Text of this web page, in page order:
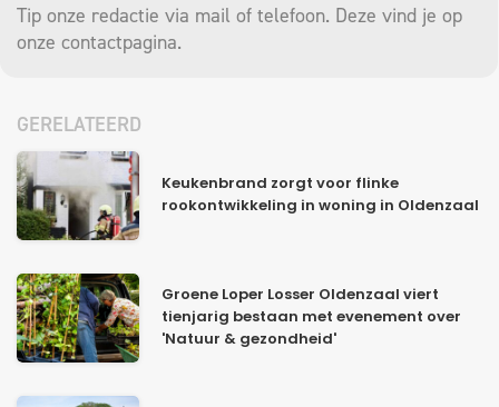
Tip onze redactie via mail of telefoon. Deze vind je op
onze contactpagina.
GERELATEERD
Keukenbrand zorgt voor flinke
rookontwikkeling in woning in Oldenzaal
Groene Loper Losser Oldenzaal viert
tienjarig bestaan met evenement over
'Natuur & gezondheid'